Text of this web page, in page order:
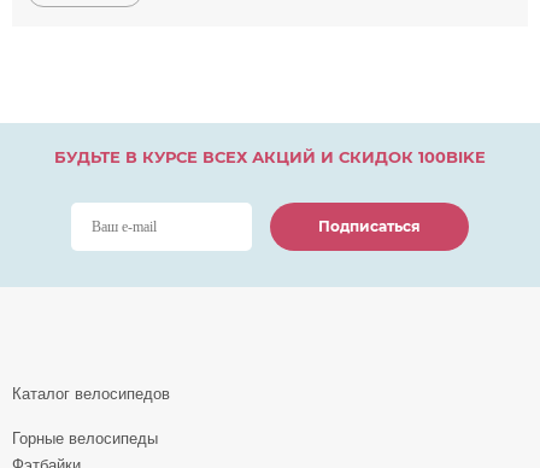
БУДЬТЕ В КУРСЕ ВСЕХ АКЦИЙ И СКИДОК 100BIKE
Подписаться
Подписаться
Подписаться
Каталог велосипедов
Горные велосипеды